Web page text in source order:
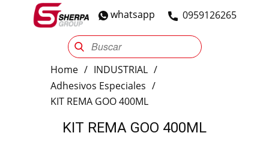
​0959126265
whatsapp
Sherpa Group Reencauche Automotriz
Home / INDUSTRIAL /
Adhesivos Especiales /
KIT REMA GOO 400ML
KIT REMA GOO 400ML